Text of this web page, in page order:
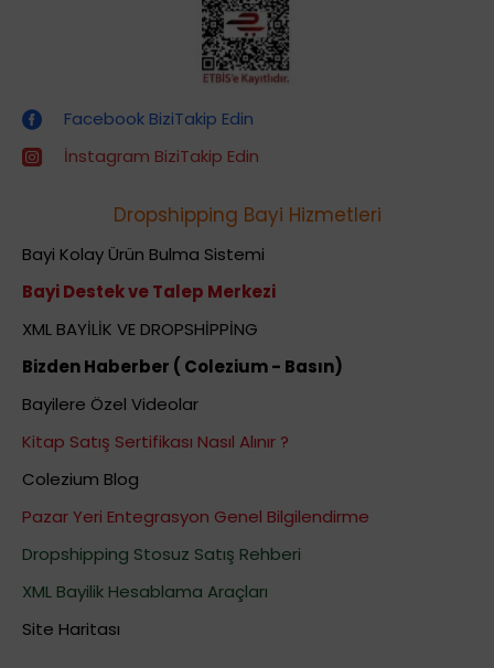
Facebook BiziTakip Edin
İnstagram BiziTakip Edin
Dropshipping Bayi Hizmetleri
Bayi Kolay Ürün Bulma Sistemi
Bayi Destek ve Talep Merkezi
XML BAYİLİK VE DROPSHİPPİNG
Bizden Haberber ( Colezium - Basın)
Bayilere Özel Videolar
Kitap Satış Sertifikası Nasıl Alınır ?
Colezium Blog
Pazar Yeri Entegrasyon Genel Bilgilendirme
Dropshipping Stosuz Satış Rehberi
XML Bayilik Hesablama Araçları
Site Haritası